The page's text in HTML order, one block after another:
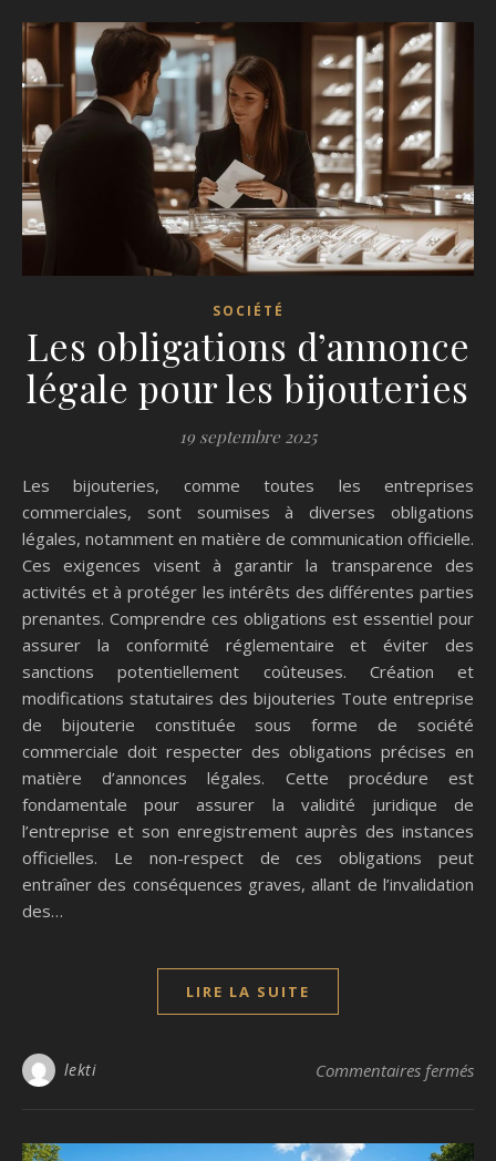
SOCIÉTÉ
Les obligations d’annonce
légale pour les bijouteries
19 septembre 2025
Les bijouteries, comme toutes les entreprises
commerciales, sont soumises à diverses obligations
légales, notamment en matière de communication officielle.
Ces exigences visent à garantir la transparence des
activités et à protéger les intérêts des différentes parties
prenantes. Comprendre ces obligations est essentiel pour
assurer la conformité réglementaire et éviter des
sanctions potentiellement coûteuses. Création et
modifications statutaires des bijouteries Toute entreprise
de bijouterie constituée sous forme de société
commerciale doit respecter des obligations précises en
matière d’annonces légales. Cette procédure est
fondamentale pour assurer la validité juridique de
l’entreprise et son enregistrement auprès des instances
officielles. Le non-respect de ces obligations peut
entraîner des conséquences graves, allant de l’invalidation
des…
LIRE LA SUITE
lekti Commentaires fermés